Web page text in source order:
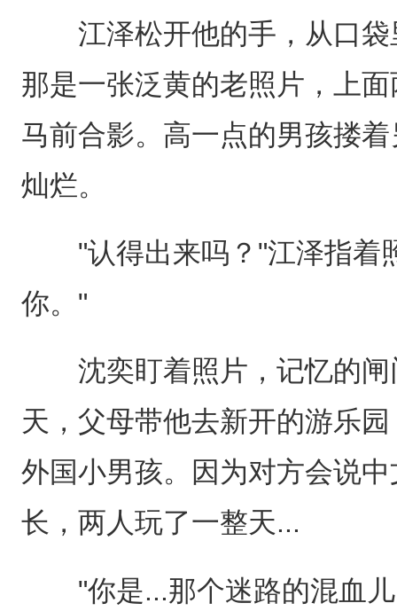
江泽松开他的手，从口袋
那是一张泛黄的老照片，上
马前合影。高一点的男孩搂
灿烂。
"认得出来吗？"江泽指着
你。"
沈奕盯着照片，记忆的闸
天，父母带他去新开的游乐
外国小男孩。因为对方会说
长，两人玩了一整天...
"你是...那个迷路的混血儿